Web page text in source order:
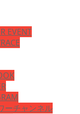
EVENT
ーチャンネル